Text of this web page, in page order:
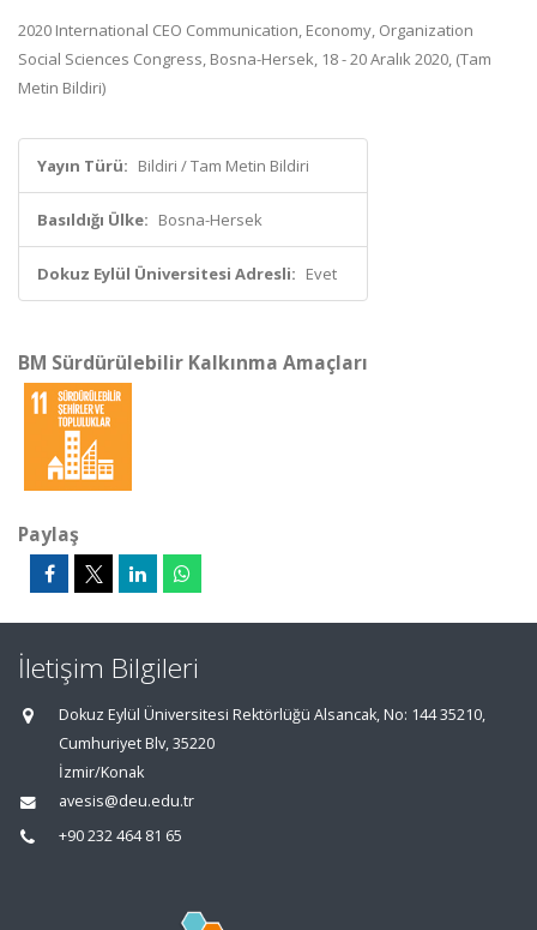
2020 International CEO Communication, Economy, Organization
Social Sciences Congress, Bosna-Hersek, 18 - 20 Aralık 2020, (Tam
Metin Bildiri)
Yayın Türü: Bildiri / Tam Metin Bildiri
Basıldığı Ülke: Bosna-Hersek
Dokuz Eylül Üniversitesi Adresli: Evet
BM Sürdürülebilir Kalkınma Amaçları
Paylaş
İletişim Bilgileri
Dokuz Eylül Üniversitesi Rektörlüğü Alsancak, No: 144 35210,
Cumhuriyet Blv, 35220
İzmir/Konak
avesis@deu.edu.tr
+90 232 464 81 65